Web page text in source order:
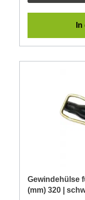
Gewindehülse
(mm) 320 |